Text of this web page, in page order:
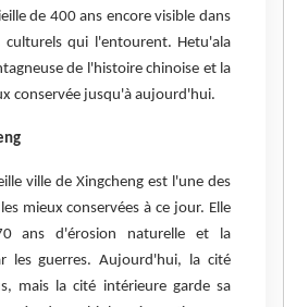
de 400 ans encore visible dans
culturels qui l'entourent. Hetu'ala
de l'histoire chinoise et la
conservée jusqu'à aujourd'hui.
ville de Xingcheng est l'une des
mieux conservées à ce jour. Elle
ans d'érosion naturelle et la
les guerres. Aujourd'hui, la cité
mais la cité intérieure garde sa